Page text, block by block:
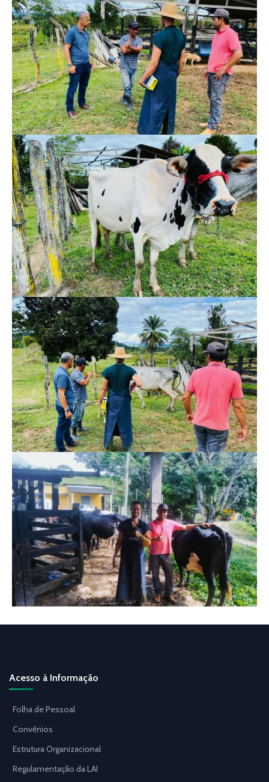
Acesso à Informação
Folha de Pessoal
Convênios
Estrutura Organizacional
Regulamentação da LAI